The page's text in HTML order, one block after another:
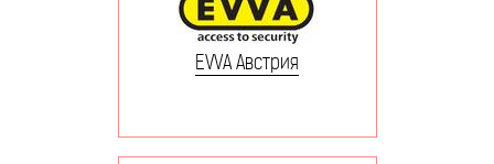
EVVA Австрия